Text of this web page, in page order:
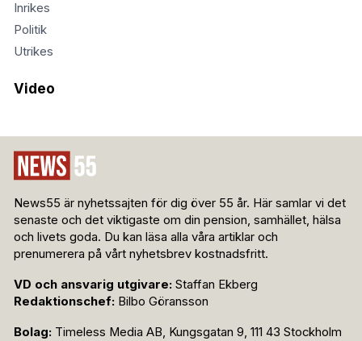
Inrikes
Politik
Utrikes
Video
News55 är nyhetssajten för dig över 55 år. Här samlar vi det
senaste och det viktigaste om din pension, samhället, hälsa
och livets goda. Du kan läsa alla våra artiklar och
prenumerera på vårt nyhetsbrev kostnadsfritt.
VD och ansvarig utgivare: Staffan Ekberg
Redaktionschef: Bilbo Göransson
Bolag: Timeless Media AB, Kungsgatan 9, 111 43 Stockholm